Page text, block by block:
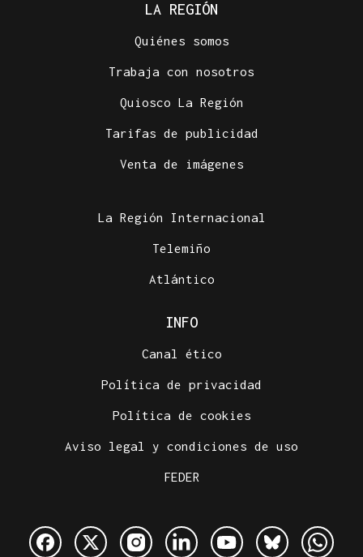
LA REGIÓN
Quiénes somos
Trabaja con nosotros
Quiosco La Región
Tarifas de publicidad
Venta de imágenes
La Región Internacional
Telemiño
Atlántico
INFO
Canal ético
Política de privacidad
Política de cookies
Aviso legal y condiciones de uso
FEDER